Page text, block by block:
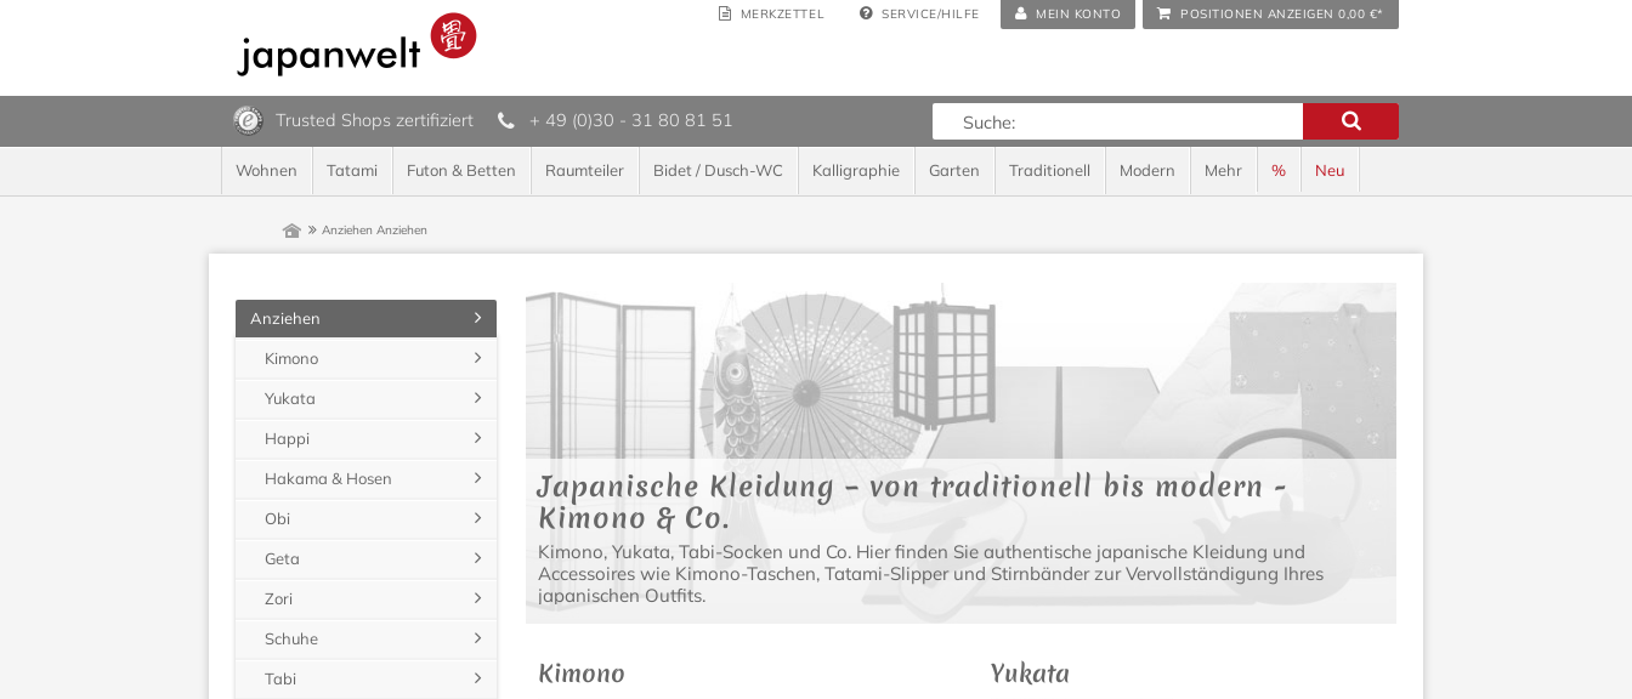
MERKZETTEL SERVICE/HILFE MEIN KONTO POSITIONEN ANZEIGEN 0,00 €*
Trusted Shops zertifiziert + 49 (0)30 - 31 80 81 51
Wohnen Tatami Futon & Betten Raumteiler Bidet / Dusch-WC Kalligraphie Garten Traditionell Modern Mehr % Neu
AnziehenAnziehen
Japanische Kleidung – von traditionell bis modern -
Kimono & Co.
Kimono, Yukata, Tabi-Socken und Co. Hier finden Sie authentische japanische Kleidung und
Accessoires wie Kimono-Taschen, Tatami-Slipper und Stirnbänder zur Vervollständigung Ihres
japanischen Outfits.
Kimono Yukata
Anziehen
Kimono
Yukata
Happi
Hakama & Hosen
Obi
Geta
Zori
Schuhe
Tabi